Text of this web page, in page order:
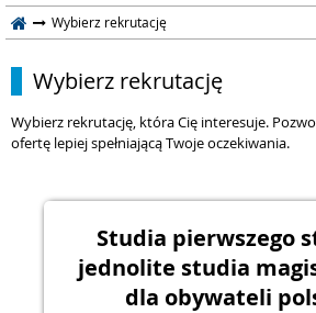
Wybierz rekrutację
Wybierz rekrutację
Wybierz rekrutację, która Cię interesuje.
ofertę lepiej spełniającą Twoje oczekiwania.
Studia pierwszego
jednolite studia
dla obywateli